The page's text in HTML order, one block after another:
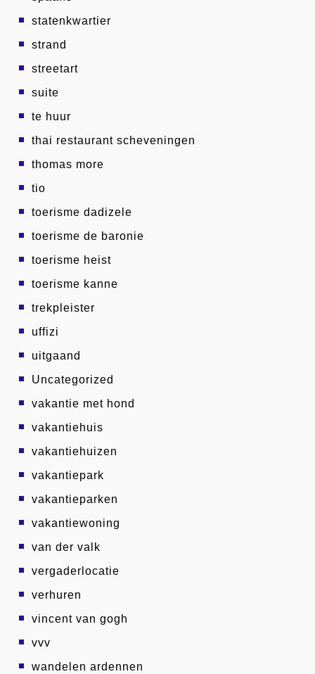
statenkwartier
strand
streetart
suite
te huur
thai restaurant scheveningen
thomas more
tio
toerisme dadizele
toerisme de baronie
toerisme heist
toerisme kanne
trekpleister
uffizi
uitgaand
Uncategorized
vakantie met hond
vakantiehuis
vakantiehuizen
vakantiepark
vakantieparken
vakantiewoning
van der valk
vergaderlocatie
verhuren
vincent van gogh
vvv
wandelen ardennen